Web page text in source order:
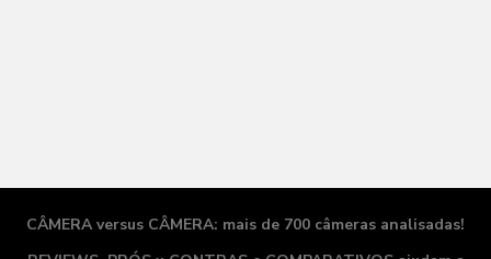
CÂMERA versus CÂMERA: mais de 700 câmeras analisadas!